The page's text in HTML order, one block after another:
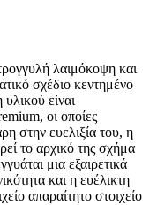
λαιμόκοψη και
σχέδιο κεντημένο
είναι
οι οποίες
στην ευελιξία του, η
το αρχικό της σχήμα
μια εξαιρετικά
και η ευέλικτη
απαραίτητο στοιχείο